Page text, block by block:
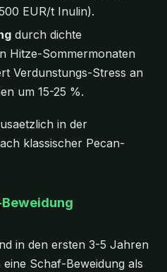
EUR/t Inulin).
durch dichte
Hitze-Sommermonaten
Verdunstungs-Stress an
um 15-25 %.
in der
klassischer Pecan-
in den ersten 3-5 Jahren
Schaf-Beweidung als